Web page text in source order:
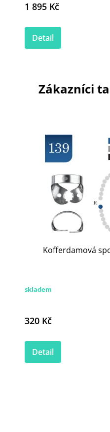
1 895 Kč
Detail
Zákazníci
Kofferdamová
skladem
320 Kč
Detail